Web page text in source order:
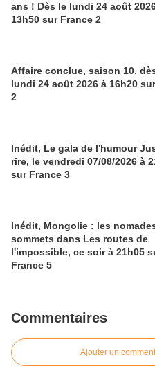
ans ! Dès le lundi 24 août
13h50 sur France 2
Affaire conclue, saison 10,
lundi 24 août 2026 à 16h20
2
Inédit, Le gala de l'humour
rire, le vendredi 07/08/2026 à
sur France 3
Inédit, Mongolie : les
sommets dans Les routes de
l'impossible, ce soir à 21h05
France 5
Commentaires
Ajouter un